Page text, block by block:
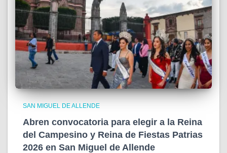
SAN MIGUEL DE ALLENDE
Abren convocatoria para elegir a la Reina
del Campesino y Reina de Fiestas Patrias
2026 en San Miguel de Allende